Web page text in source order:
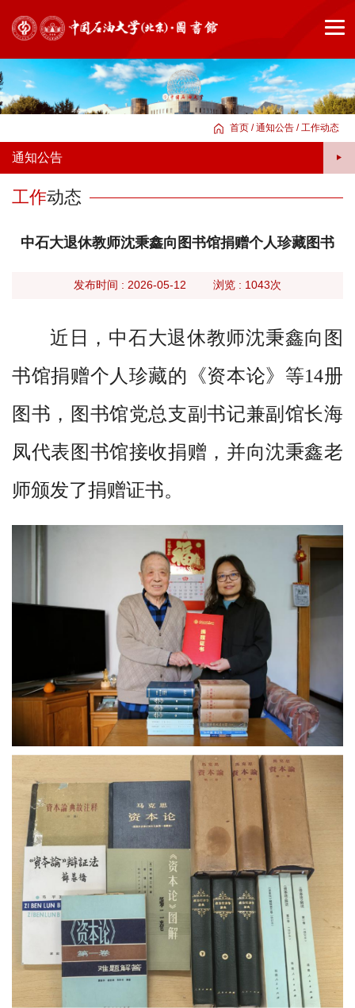
页
本
概
况
告
指
馆
首页 /通知公告 / 工作动态
通知公告
工作动态
中石大退休教师沈秉鑫向图书馆捐赠个人珍藏图书
发布时间 : 2026-05-12 浏览 : 1043次
近日，中石大退休教师沈秉鑫向图
书馆捐赠个人珍藏的
《资本论》 等14册
图书，图书馆党总支副书记兼副 馆长海
凤代表图书馆接收捐赠，并向沈秉鑫老
师颁发了捐赠证书。